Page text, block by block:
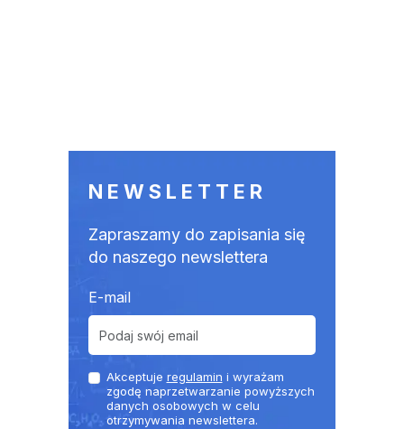
NEWSLETTER
Zapraszamy do zapisania się
do naszego newslettera
E-mail
Akceptuje regulamin i wyrażam
zgodę naprzetwarzanie powyższych
danych osobowych w celu
otrzymywania newslettera.